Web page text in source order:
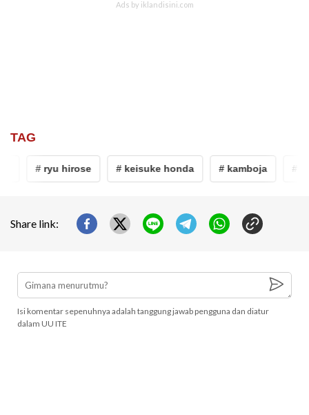
TAG
# ryu hirose # keisuke honda # kamboja #
Share link:
Isi komentar sepenuhnya adalah tanggung jawab pengguna dan diatur
dalam UU ITE